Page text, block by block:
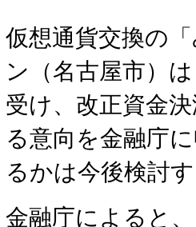
仮想通貨交換の
ン（名古屋市）
受け、改正資金
る意向を金融庁
るかは今後検討
金融庁によると